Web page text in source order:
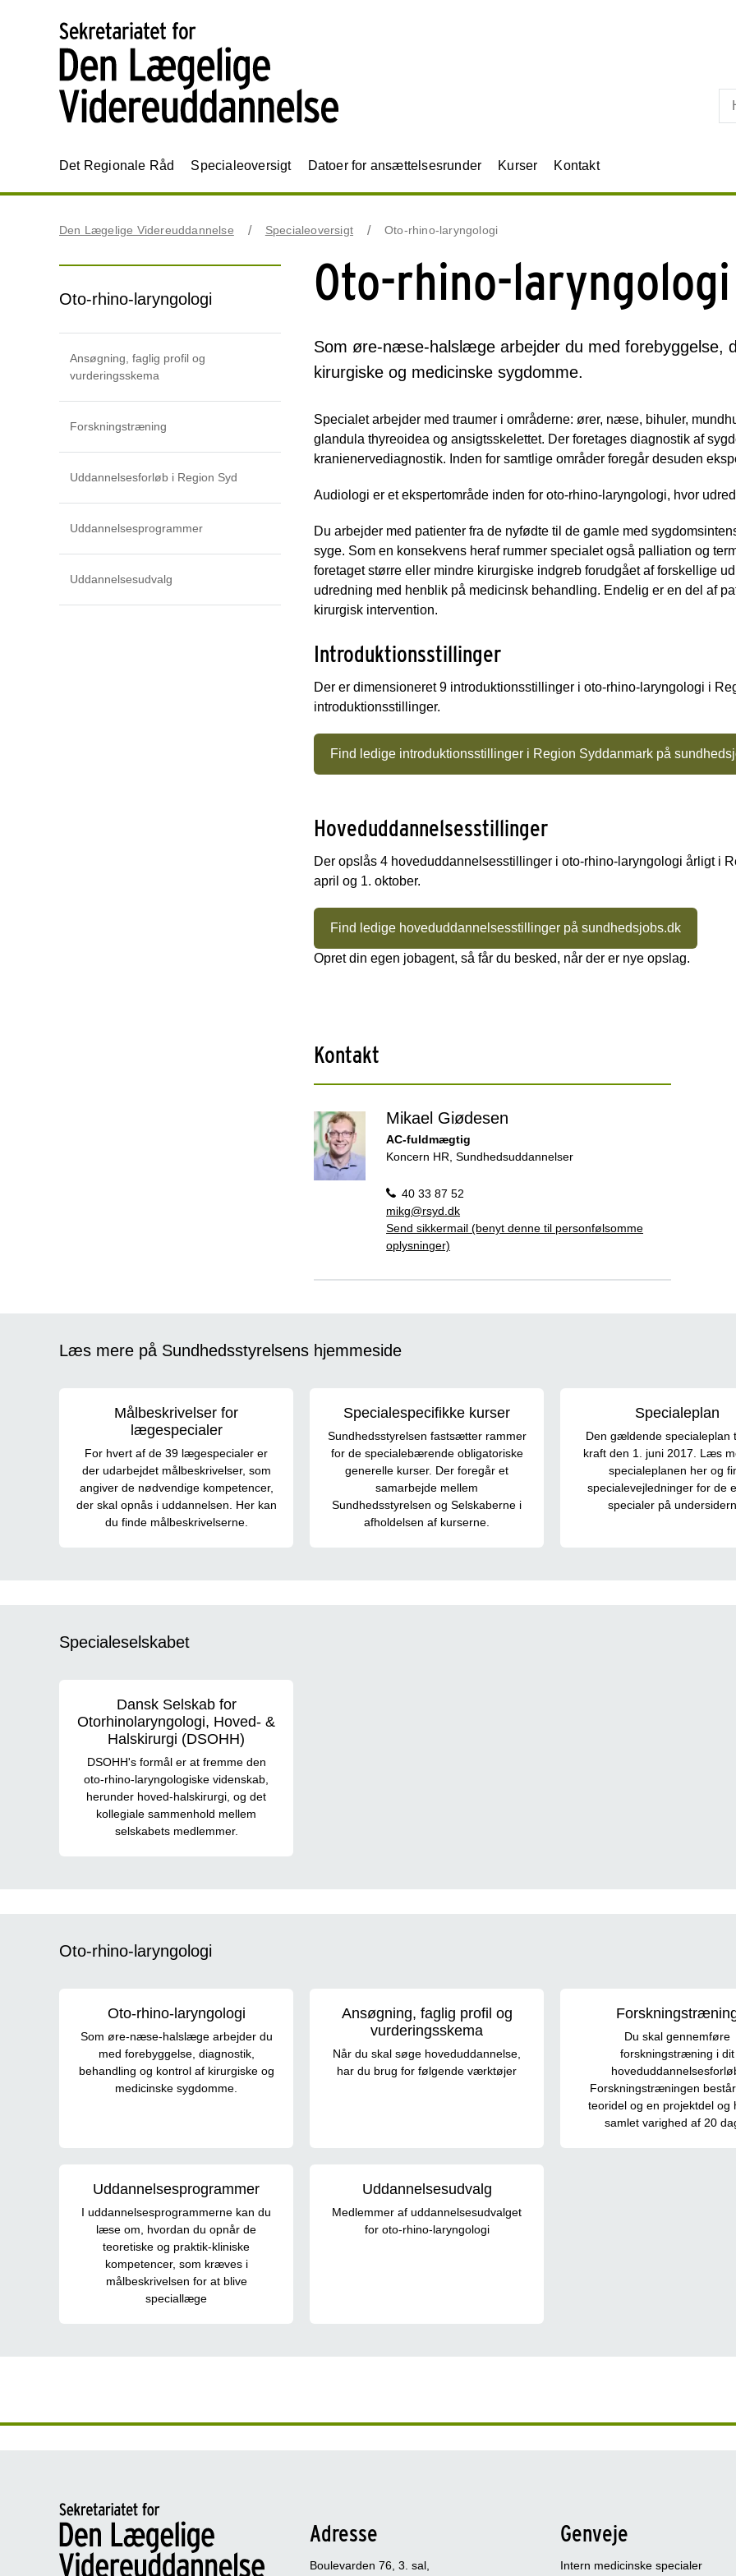
Det Regionale Råd Specialeoversigt Datoer for ansættelsesrunder Kurser Kontakt
Den Lægelige Videreuddannelse Specialeoversigt Oto-rhino-laryngologi
Oto-rhino-laryngologi
Ansøgning, faglig profil og
vurderingsskema
Forskningstræning
Uddannelsesforløb i Region Syd
Uddannelsesprogrammer
Uddannelsesudvalg
Oto-rhino-laryngologi
Som øre-næse-halslæge arbejder du med forebyggelse,
kirurgiske og medicinske sygdomme.
Specialet arbejder med traumer i områderne: ører, næse, bihuler,
glandula thyreoidea og ansigtsskelettet. Der foretages diagnostik af
kranienervediagnostik. Inden for samtlige områder foregår desuden
Audiologi er et ekspertområde inden for oto-rhino-laryngologi, hvor
Du arbejder med patienter fra de nyfødte til de gamle med
syge. Som en konsekvens heraf rummer specialet også palliation og
foretaget større eller mindre kirurgiske indgreb forudgået af forskellige
udredning med henblik på medicinsk behandling. Endelig er en del af
kirurgisk intervention.
Introduktionsstillinger
Der er dimensioneret 9 introduktionsstillinger i oto-rhino-laryngologi i
introduktionsstillinger.
Find ledige introduktionsstillinger i Region Syddanmark på
Hoveduddannelsesstillinger
Der opslås 4 hoveduddannelsesstillinger i oto-rhino-laryngologi årligt i
april og 1. oktober.
Find ledige hoveduddannelsesstillinger på sundhedsjobs.dk
Opret din egen jobagent, så får du besked, når der er nye opslag.
Kontakt
Mikael Giødesen
AC-fuldmægtig
Koncern HR, Sundhedsuddannelser
40 33 87 52
mikg@rsyd.dk
Send sikkermail (benyt denne til personfølsomme
oplysninger)
Læs mere på Sundhedsstyrelsens hjemmeside
Målbeskrivelser for
lægespecialer
For hvert af de 39 lægespecialer er
der udarbejdet målbeskrivelser, som
angiver de nødvendige kompetencer,
der skal opnås i uddannelsen. Her kan
du finde målbeskrivelserne.
Specialespecifikke kurser
Sundhedsstyrelsen fastsætter rammer
for de specialebærende obligatoriske
generelle kurser. Der foregår et
samarbejde mellem
Sundhedsstyrelsen og Selskaberne i
afholdelsen af kurserne.
Specialeplan
Den gældende specialeplan
kraft den 1. juni 2017. Læs
specialeplanen her og
specialevejledninger for de
specialer på
Specialeselskabet
Dansk Selskab for
Otorhinolaryngologi, Hoved- &
Halskirurgi (DSOHH)
DSOHH's formål er at fremme den
oto-rhino-laryngologiske videnskab,
herunder hoved-halskirurgi, og det
kollegiale sammenhold mellem
selskabets medlemmer.
Oto-rhino-laryngologi
Oto-rhino-laryngologi
Som øre-næse-halslæge arbejder du
med forebyggelse, diagnostik,
behandling og kontrol af kirurgiske og
medicinske sygdomme.
Ansøgning, faglig profil og
vurderingsskema
Når du skal søge hoveduddannelse,
har du brug for følgende værktøjer
Du skal gennemføre
forskningstræning i dit
Forskningstræningen
teoridel og en projektdel og
samlet varighed af 20
Uddannelsesprogrammer
I uddannelsesprogrammerne kan du
læse om, hvordan du opnår de
teoretiske og praktik-kliniske
kompetencer, som kræves i
målbeskrivelsen for at blive
speciallæge
Uddannelsesudvalg
Medlemmer af uddannelsesudvalget
for oto-rhino-laryngologi
Adresse
Boulevarden 76, 3. sal,
Genveje
Intern medicinske specialer